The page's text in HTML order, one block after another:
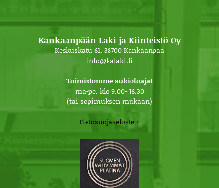
Kankaanpään Laki ja Kiinteistö Oy
Keskuskatu 61, 38700 Kankaanpää
info@kalaki.fi
Toimistomme aukioloajat
ma-pe, klo 9.00- 16.30
(tai sopimuksen mukaan)
Tietosuojaseloste ›